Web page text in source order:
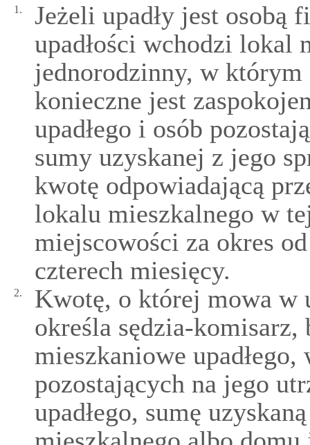
1.
Jeżeli upadły jest osobą
upadłości wchodzi lokal
jednorodzinny, w którym
konieczne jest
upadłego i osób
sumy uzyskanej z jego
kwotę odpowiadającą
lokalu mieszkalnego w
miejscowości za okres
czterech miesięcy.
2.
Kwotę, o której mowa w
określa sędzia-
mieszkaniowe
pozostających na jego
upadłego, sumę